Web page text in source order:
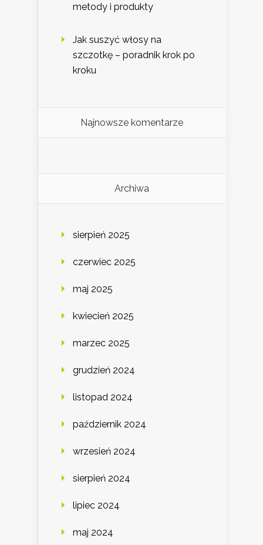
metody i produkty
Jak suszyć włosy na
szczotkę – poradnik krok po
kroku
Najnowsze komentarze
Archiwa
sierpień 2025
czerwiec 2025
maj 2025
kwiecień 2025
marzec 2025
grudzień 2024
listopad 2024
październik 2024
wrzesień 2024
sierpień 2024
lipiec 2024
maj 2024